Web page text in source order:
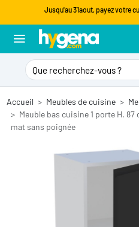
Jusqu'au 31aout, payez votre
Accueil Meubles de cuisine
Meuble bas cuisine 1 porte H.
mat sans poignée